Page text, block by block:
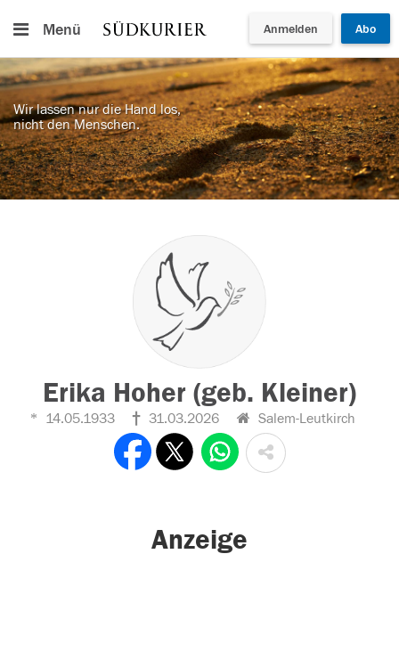
Menü Anmelden Abo
Wir lassen nur die Hand los,
nicht den Menschen.
Erika Hoher (geb. Kleiner)
14.05.1933 31.03.2026 Salem-Leutkirch
Anzeige